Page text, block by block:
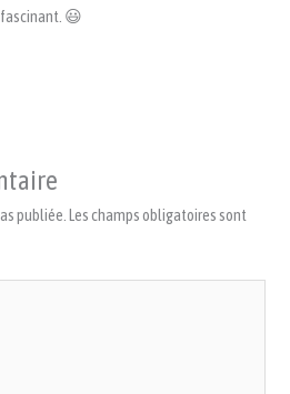
fascinant. 😃
publiée. Les champs obligatoires sont